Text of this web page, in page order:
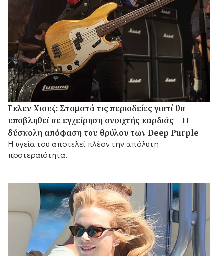
Γκλεν Χιουζ: Σταματά τις περιοδείες γιατί θα
υποβληθεί σε εγχείρηση ανοιχτής καρδιάς – Η
δύσκολη απόφαση του θρύλου των Deep Purple
Η υγεία του αποτελεί πλέον την απόλυτη
προτεραιότητα.